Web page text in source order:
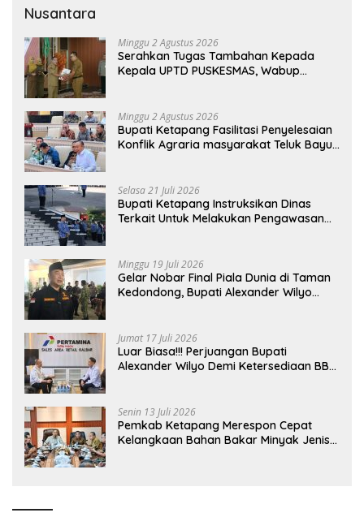
Nusantara
Minggu 2 Agustus 2026
Serahkan Tugas Tambahan Kepada
Kepala UPTD PUSKESMAS, Wabup
Minggu 2 Agustus 2026
Bupati Ketapang Fasilitasi Penyelesaian
Konflik Agraria masyarakat Teluk Bayur
Selasa 21 Juli 2026
Bupati Ketapang Instruksikan Dinas
Terkait Untuk Melakukan Pengawasan
Minggu 19 Juli 2026
Gelar Nobar Final Piala Dunia di Taman
Kedondong, Bupati Alexander Wilyo
Jumat 17 Juli 2026
Luar Biasa!!! Perjuangan Bupati
Alexander Wilyo Demi Ketersediaan BBM
Senin 13 Juli 2026
Pemkab Ketapang Merespon Cepat
Kelangkaan Bahan Bakar Minyak Jenis